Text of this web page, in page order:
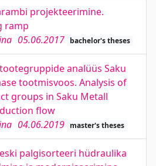
projekteerimine.
ramp
05.06.2017 bachelor's theses
analüüs Saku
tootmisvoos. Analysis of
groups in Saku Metall
flow
04.06.2019 master's theses
palgisorteeri hüdraulika